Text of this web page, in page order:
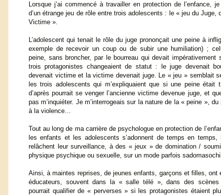
Lorsque j’ai commencé à travailler en protection de l’enfance,
d’un étrange jeu de rôle entre trois adolescents : le « jeu du Juge,
Victime ».
L’adolescent qui tenait le rôle du juge prononçait une peine à
exemple de recevoir un coup ou de subir une humiliation) ;
peine, sans broncher, par le bourreau qui devait impérativement
trois protagonistes changeaient de statut : le juge devenait
devenait victime et la victime devenait juge. Le « jeu » semblait
les trois adolescents qui m’expliquaient que si une peine était
d’après pourrait se venger l’ancienne victime devenue juge, et
pas m’inquiéter. Je m’interrogeais sur la nature de la « peine »,
à la violence…
Tout au long de ma carrière de psychologue en protection de
les enfants et les adolescents s’adonnent de temps en temps,
relâchent leur surveillance, à des « jeux » de domination /
physique psychique ou sexuelle, sur un mode parfois
Ainsi, à maintes reprises, de jeunes enfants, garçons et filles, ont
éducateurs, souvent dans la « salle télé », dans des scènes
pourrait qualifier de « perverses » si les protagonistes étaient